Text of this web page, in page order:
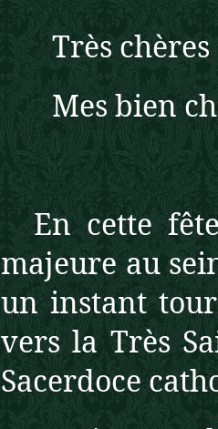
Très
Mes bien
En cette
majeure au
un instant
vers la Très
Sacerdoce